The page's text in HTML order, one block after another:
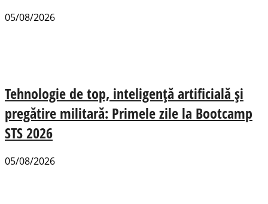
05/08/2026
Tehnologie de top, inteligență artificială și
pregătire militară: Primele zile la Bootcamp
STS 2026
05/08/2026